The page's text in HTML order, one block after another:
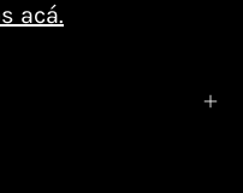
acá.